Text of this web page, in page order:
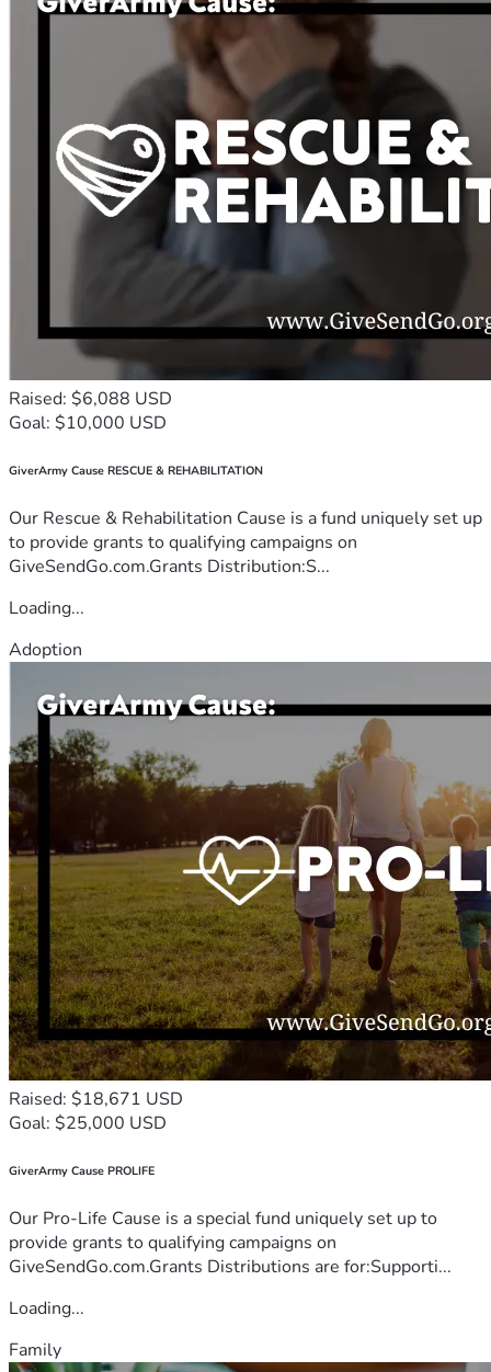
Raised: $6,088 USD
Goal: $10,000 USD
GiverArmy Cause RESCUE & REHABILITATION
Our Rescue & Rehabilitation Cause is a fund uniquely set up
to provide grants to qualifying campaigns on
GiveSendGo.com.Grants Distribution:S...
Loading...
Adoption
Raised: $18,671 USD
Goal: $25,000 USD
GiverArmy Cause PROLIFE
Our Pro-Life Cause is a special fund uniquely set up to
provide grants to qualifying campaigns on
GiveSendGo.com.Grants Distributions are for:Supporti...
Loading...
Family